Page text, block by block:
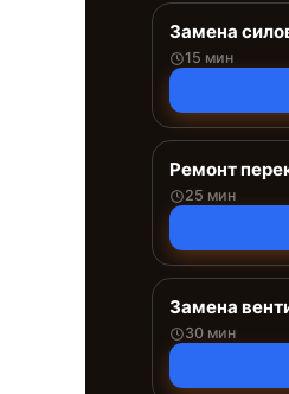
Замена
15 мин
Ремонт
25 мин
Замена
30 мин